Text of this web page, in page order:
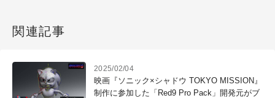
関連記事
2025/02/04
映画『ソニック×シャドウ TOKYO MISSION』
制作に参加した「Red9 Pro Pack」開発元がブ